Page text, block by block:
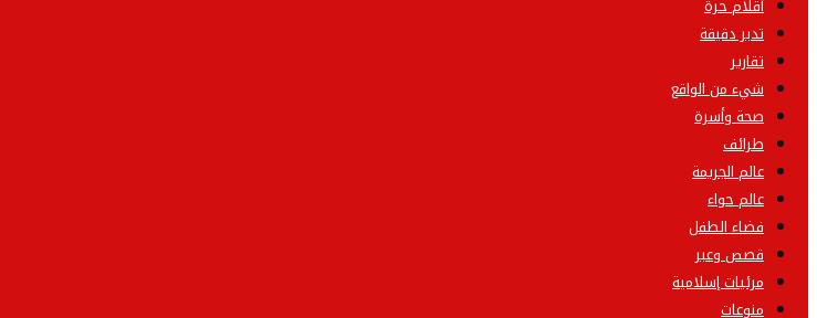
أقلام حرة
تدبر دقيقة
تقارير
شيء من الواقع
صحة وأسرة
طرائف
عالم الجريمة
عالم حواء
فضاء الطفل
قصص وعبر
مرئيات إسلامية
منوعات